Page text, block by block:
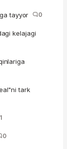
tayyor 0
kelajagi
tark
1
0